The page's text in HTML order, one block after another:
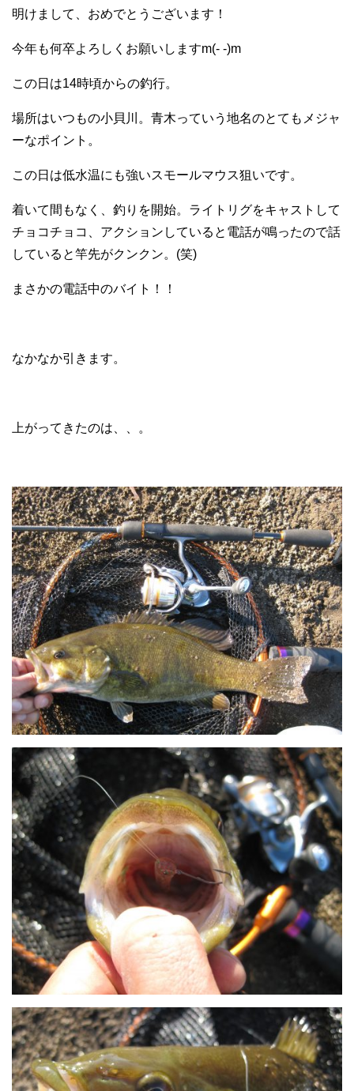
明けまして、おめでとうございます！
今年も何卒よろしくお願いしますm(- -)m
この日は14時頃からの釣行。
場所はいつもの小貝川。青木っていう地名のとてもメジャ
ーなポイント。
この日は低水温にも強いスモールマウス狙いです。
着いて間もなく、釣りを開始。ライトリグをキャストして
チョコチョコ、アクションしていると電話が鳴ったので話
していると竿先がクンクン。(笑)
まさかの電話中のバイト！！
なかなか引きます。
上がってきたのは、、。